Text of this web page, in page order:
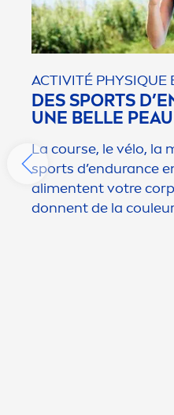
ACTIVITÉ PHYSIQUE
DES SPORTS
UNE BELLE PEAU
La course, le vélo, la
sports d’endurance
alimentent votre
donnent de la